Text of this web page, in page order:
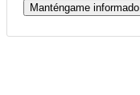
Manténgame informado.